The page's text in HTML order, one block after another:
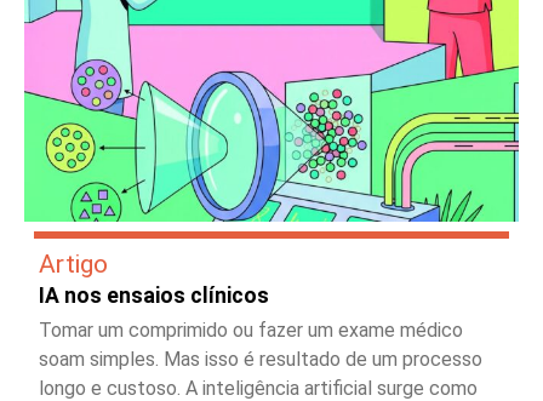
Artigo
IA nos ensaios clínicos
Tomar um comprimido ou fazer um exame médico
soam simples. Mas isso é resultado de um processo
longo e custoso. A inteligência artificial surge como